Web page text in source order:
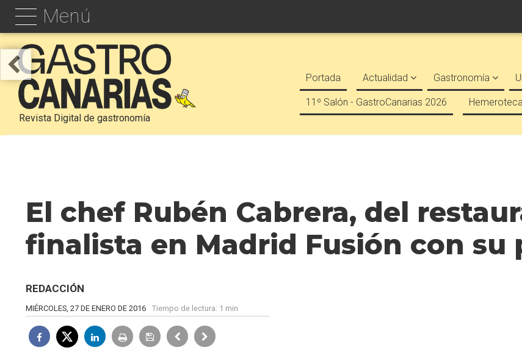
Menú
Revista Digital de gastronomía
Portada Actualidad Gastronomía
11º Salón - GastroCanarias 2026
El chef Rubén Cabrera, del
finalista en Madrid Fusión con su
REDACCIÓN
MIÉRCOLES, 27 DE ENERO DE 2016 Tiempo de lectura: 1 min